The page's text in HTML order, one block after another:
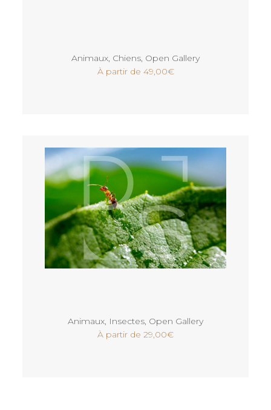
Animaux, Chiens, Open Gallery
À partir de 49,00€
Animaux, Insectes, Open Gallery
À partir de 29,00€